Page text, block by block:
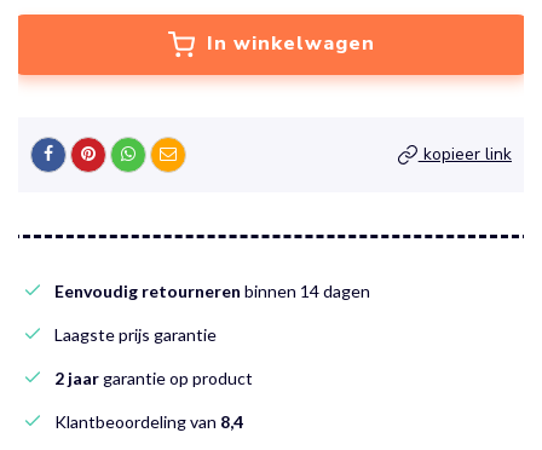
In winkelwagen
kopieer link
Eenvoudig retourneren binnen 14 dagen
Laagste prijs garantie
2 jaargarantie op product
Klantbeoordeling van 8,4